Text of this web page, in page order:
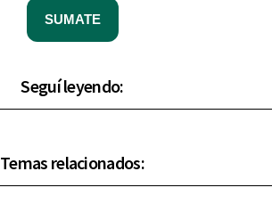
SUMATE
Seguí leyendo:
Temas relacionados: